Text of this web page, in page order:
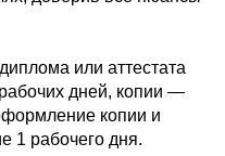
или аттестата
дней, копии —
копии и
1 рабочего дня.